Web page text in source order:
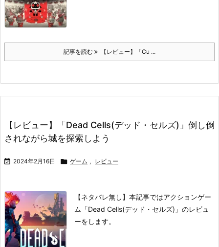
記事を読む 【レビュー】「Cu ...
【レビュー】「Dead Cells(デッド・セルズ)」倒し倒
されながら城を探索しよう
 2024年2月16日  ゲーム , レビュー
【ネタバレ無し】本記事ではアクションゲー
ム「Dead Cells(デッド・セルズ)」のレビュ
ーをします。